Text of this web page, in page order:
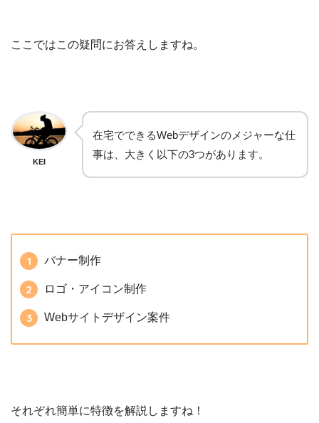
ここではこの疑問にお答えしますね。
KEI
在宅でできるWebデザインのメジャーな仕
事は、大きく以下の3つがあります。
バナー制作
ロゴ・アイコン制作
Webサイトデザイン案件
それぞれ簡単に特徴を解説しますね！